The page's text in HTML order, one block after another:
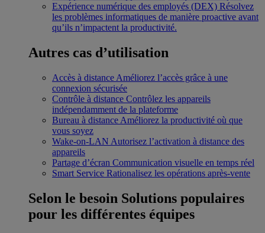
Expérience numérique des employés (DEX) Résolvez
les problèmes informatiques de manière proactive avant
qu’ils n’impactent la productivité.
Autres cas d’utilisation
Accès à distance Améliorez l’accès grâce à une
connexion sécurisée
Contrôle à distance Contrôlez les appareils
indépendamment de la plateforme
Bureau à distance Améliorez la productivité où que
vous soyez
Wake-on-LAN Autorisez l’activation à distance des
appareils
Partage d’écran Communication visuelle en temps réel
Smart Service Rationalisez les opérations après-vente
Selon le besoin Solutions populaires
pour les différentes équipes